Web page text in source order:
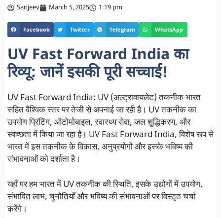
Sanjeev March 5, 2025 1:19 pm
Facebook Twitter Telegram WhatsApp
UV Fast Forward India का
रिव्यू: जानें इसकी पूरी सच्चाई!
UV Fast Forward India: UV (अल्ट्रावायलेट) तकनीक भारत
सहित वैश्विक स्तर पर तेजी से अपनाई जा रही है। UV तकनीक का
उपयोग प्रिंटिंग, ऑटोमोबाइल, स्वास्थ्य सेवा, जल शुद्धिकरण, और
स्वच्छता में किया जा रहा है। UV Fast Forward India, विशेष रूप से
भारत में इस तकनीक के विकास, अनुप्रयोगों और इसके भविष्य की
संभावनाओं को दर्शाता है।
यहाँ पर हम भारत में UV तकनीक की स्थिति, इसके उद्योगों में उपयोग,
संभावित लाभ, चुनौतियाँ और भविष्य की संभावनाओं पर विस्तृत चर्चा
करेंगे।